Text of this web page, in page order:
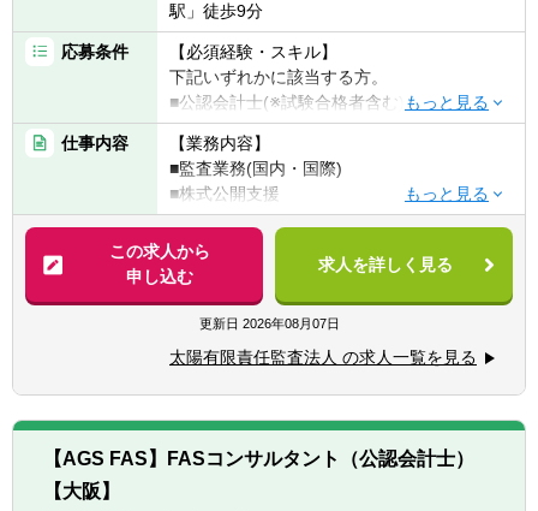
駅」徒歩9分
応募条件
【必須経験・スキル】
下記いずれかに該当する方。
■公認会計士(※試験合格者含む)
■USCPA(※監査経験必須)
※前職のご経験を積極的に考慮いたします。
【海外駐在の条件について】
ご経験、英語力、ご年齢等で明確な条件は設
けておりません。
目安として、基礎的な監査スキルや
TOEIC700点程度でチャレンジ可能です。
仕事内容
【業務内容】
■監査業務(国内・国際)
■株式公開支援
■内部統制支援
■IFRS導入支援 等
※法人として海外駐在職員を増強していく方
針です。（欧米、アジア地域を中心に）
※ご入所後、1～2年程度は国内拠点にてご経
験を積んでいただきますが、近い将来、海外
へチャレンジできる可能性があります。
※駐在先にもよりますが、アドバイザリー業
務・税務業務の経験ができます。
この求人から
申し込む
求人を詳しく見る
更新日 2026年08月07日
太陽有限責任監査法人 の求人一覧を見る
【AGS FAS】FASコンサルタント（公認会計士）
【大阪】